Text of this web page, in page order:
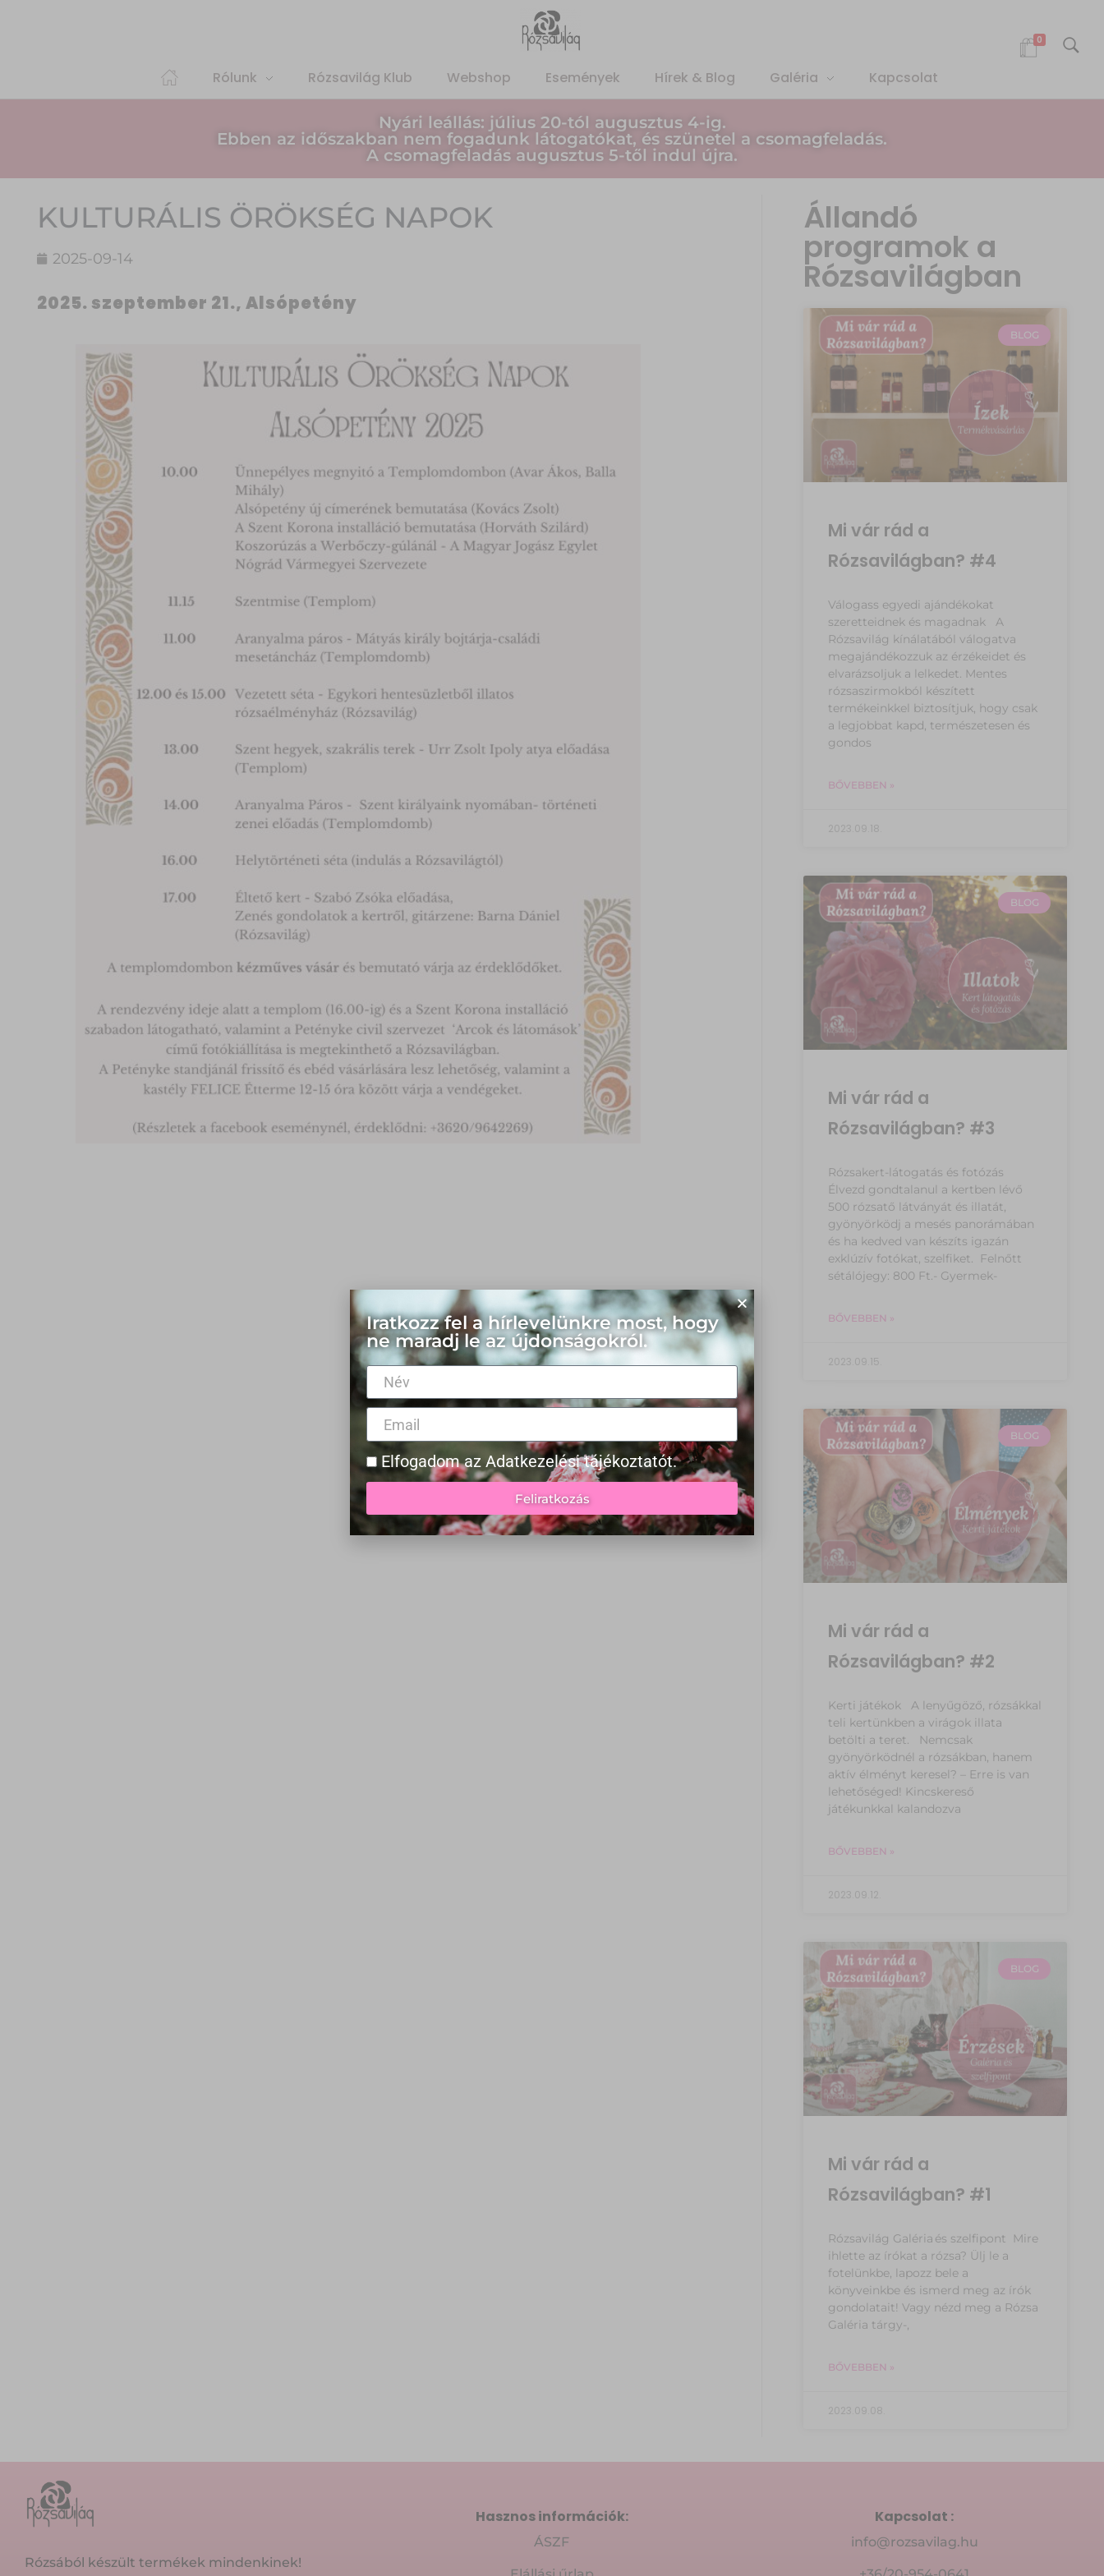
Rólunk Rózsavilág Klub Webshop Események Hírek & Blog Galéria Kapcsolat
0
Nyári leállás: július 20-tól augusztus 4-ig.
Ebben az időszakban nem fogadunk látogatókat, és szünetel a csomagfeladás.
A csomagfeladás augusztus 5-től indul újra.
KULTURÁLIS ÖRÖKSÉG NAPOK
2025-09-14
2025. szeptember 21., Alsópetény
Állandó
programok a
Rózsavilágban
BLOG
Mi vár rád a
Rózsavilágban? #4
Válogass egyedi ajándékokat
szeretteidnek és magadnak A
Rózsavilág kínálatából válogatva
megajándékozzuk az érzékeidet és
elvarázsoljuk a lelkedet. Mentes
rózsaszirmokból készített
termékeinkkel biztosítjuk, hogy csak
a legjobbat kapd, természetesen és
gondos
BŐVEBBEN »
2023.09.18.
BLOG
Mi vár rád a
Rózsavilágban? #3
Rózsakert-látogatás és fotózás
Élvezd gondtalanul a kertben lévő
500 rózsatő látványát és illatát,
gyönyörködj a mesés panorámában
és ha kedved van készíts igazán
exklúzív fotókat, szelfiket. Felnőtt
sétálójegy: 800 Ft.- Gyermek-
BŐVEBBEN »
2023.09.15.
BLOG
Mi vár rád a
Rózsavilágban? #2
Kerti játékok A lenyűgöző, rózsákkal
teli kertünkben a virágok illata
betölti a teret. Nemcsak
gyönyörködnél a rózsákban, hanem
aktív élményt keresel? – Erre is van
lehetőséged! Kincskereső
játékunkkal kalandozva
BŐVEBBEN »
2023.09.12.
BLOG
Mi vár rád a
Rózsavilágban? #1
Rózsavilág Galéria és szelfipont Mire
ihlette az írókat a rózsa? Ülj le a
fotelünkbe, lapozz bele a
könyveinkbe és ismerd meg az írók
gondolatait! Vagy nézd meg a Rózsa
Galéria tárgy-,
BŐVEBBEN »
2023.09.08.
Rózsából készült termékek mindenkinek!
Hasznos információk:
ÁSZF
Kapcsolat :
info@rozsavilag.hu
Iratkozz fel a hírlevelünkre most, hogy
ne maradj le az újdonságokról.
Elfogadom az Adatkezelési tájékoztatót.
Feliratkozás